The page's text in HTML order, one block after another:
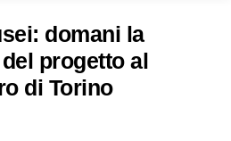
domani la
progetto al
di Torino